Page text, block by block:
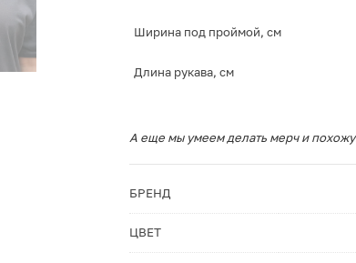
Ширина под проймой, см
Длина рукава, см
А еще мы умеем делать мерч и
БРЕНД
ЦВЕТ